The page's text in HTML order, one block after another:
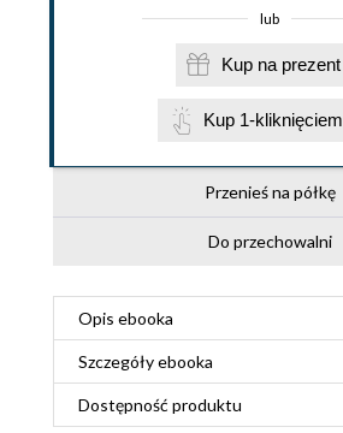
lub
Kup na prezent
Kup 1-kliknięciem
Przenieś na półkę
Do przechowalni
Opis ebooka
Szczegółyebooka
Dostępność produktu